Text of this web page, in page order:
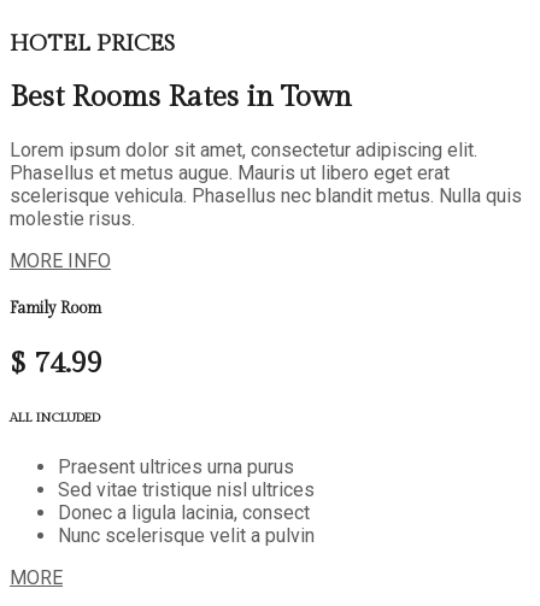
HOTEL PRICES
Best Rooms Rates in Town
Lorem ipsum dolor sit amet, consectetur adipiscing elit.
Phasellus et metus augue. Mauris ut libero eget erat
scelerisque vehicula. Phasellus nec blandit metus. Nulla quis
molestie risus.
MORE INFO
Family Room
$ 74.99
ALL INCLUDED
Praesent ultrices urna purus
Sed vitae tristique nisl ultrices
Donec a ligula lacinia, consect
Nunc scelerisque velit a pulvin
MORE